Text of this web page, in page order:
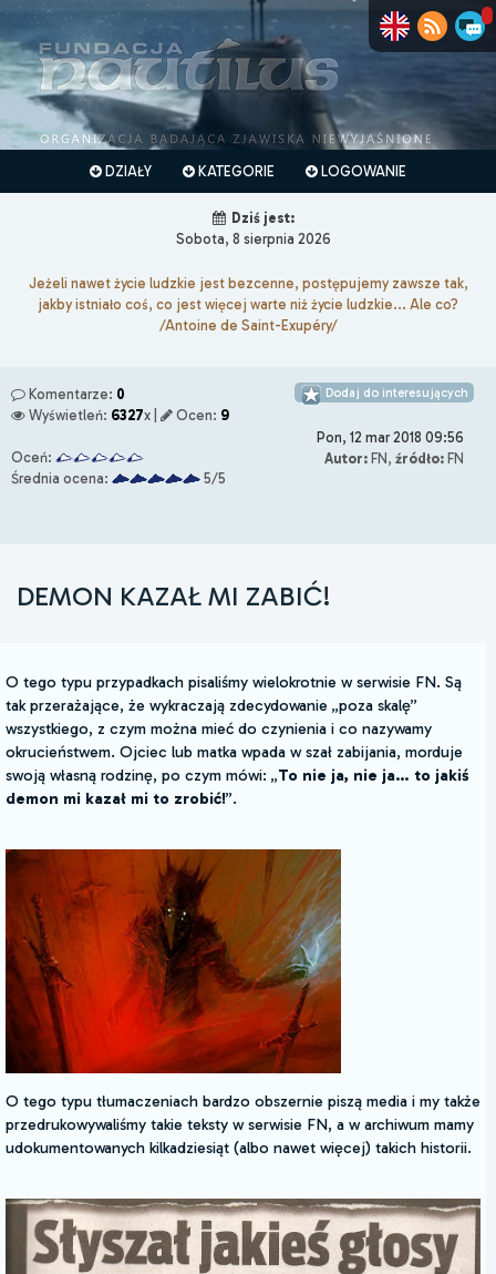
DZIAŁY KATEGORIE LOGOWANIE
Dziś jest:
Sobota, 8 sierpnia 2026
Jeżeli nawet życie ludzkie jest bezcenne, postępujemy zawsze tak,
jakby istniało coś, co jest więcej warte niż życie ludzkie... Ale co?
/Antoine de Saint-Exupéry/
Komentarze: 0
Wyświetleń: 6327x | Ocen: 9
Oceń:
Średnia ocena:
5/5
Dodaj do interesujących
Pon, 12 mar 2018 09:56
Autor: FN, źródło: FN
DEMON KAZAŁ MI ZABIĆ!
O tego typu przypadkach pisaliśmy wielokrotnie w serwisie FN. Są
tak przerażające, że wykraczają zdecydowanie „poza skalę”
wszystkiego, z czym można mieć do czynienia i co nazywamy
okrucieństwem. Ojciec lub matka wpada w szał zabijania, morduje
swoją własną rodzinę, po czym mówi: „To nie ja, nie ja… to jakiś
demon mi kazał mi to zrobić!”.
O tego typu tłumaczeniach bardzo obszernie piszą media i my także
przedrukowywaliśmy takie teksty w serwisie FN, a w archiwum mamy
udokumentowanych kilkadziesiąt (albo nawet więcej) takich historii.